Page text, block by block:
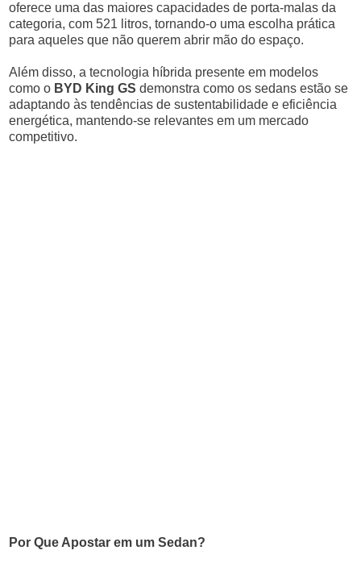
oferece uma das maiores capacidades de porta-malas da
categoria, com 521 litros, tornando-o uma escolha prática
para aqueles que não querem abrir mão do espaço.
Além disso, a tecnologia híbrida presente em modelos
como o BYD King GS demonstra como os sedans estão se
adaptando às tendências de sustentabilidade e eficiência
energética, mantendo-se relevantes em um mercado
competitivo.
Por Que Apostar em um Sedan?